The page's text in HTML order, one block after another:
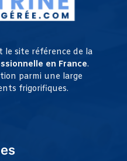
le site référence de la
en France.
parmi une large
frigorifiques.